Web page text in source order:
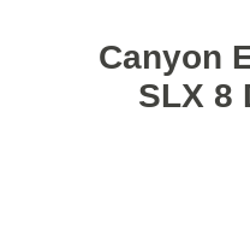
Canyon
SLX 8